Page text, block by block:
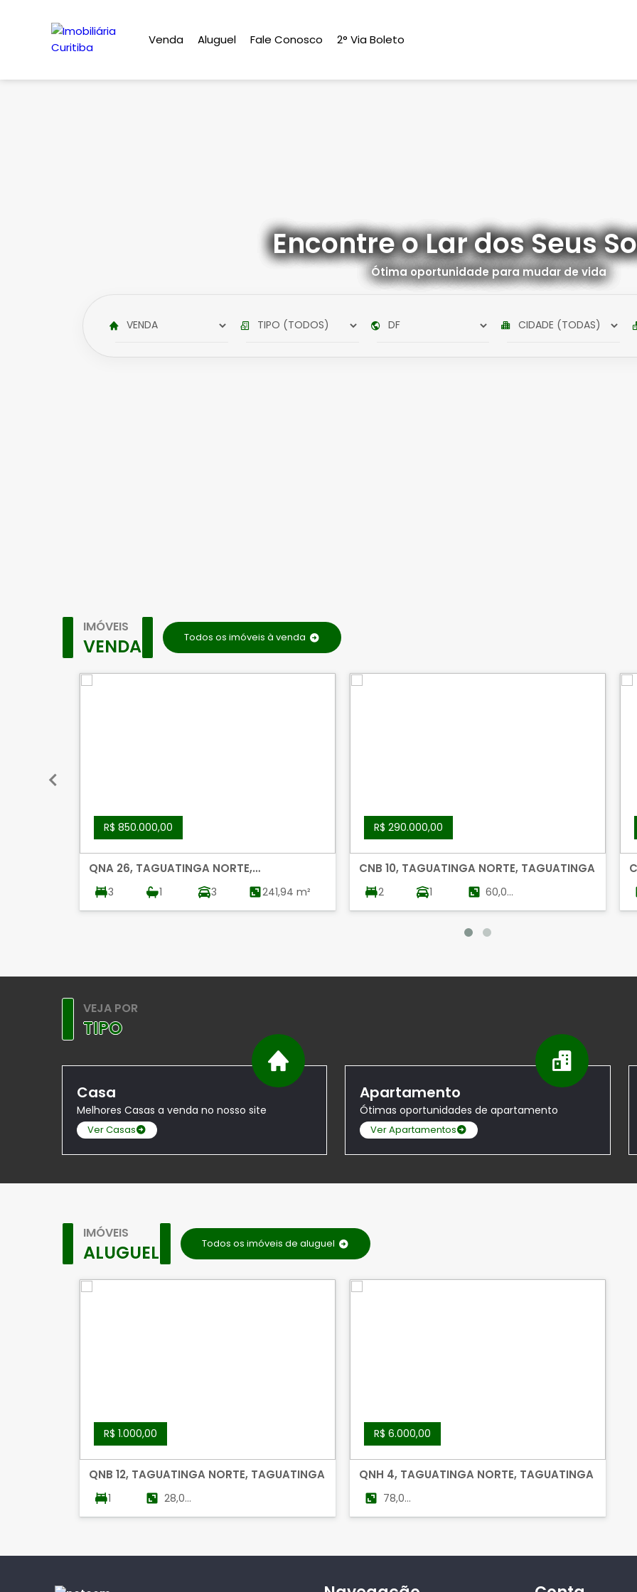
Venda Aluguel Fale Conosco 2° Via Boleto
Encontre o Lar dos Seus
Ótima oportunidade para mudar de vida
IMÓVEIS
VENDA Todos os imóveis à venda
R$ 850.000,00
QNA 26, TAGUATINGA NORTE,
TAGUATINGA
3 1 3 241,94 m²
R$ 290.000,00
CNB 10, TAGUATINGA NORTE, TAGUATINGA
2 1
60,00
m²
VEJA POR
TIPO
Casa
Melhores Casas a venda no nosso site
Ver Casas
Apartamento
Ótimas oportunidades de apartamento
Ver Apartamentos
IMÓVEIS
ALUGUEL Todos os imóveis de aluguel
R$ 1.000,00
QNB 12, TAGUATINGA NORTE, TAGUATINGA
1
28,00
m²
R$ 6.000,00
QNH 4, TAGUATINGA NORTE, TAGUATINGA
78,00
m²